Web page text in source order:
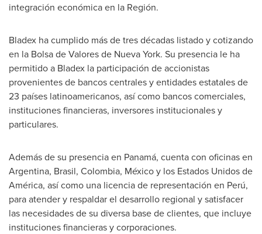
integración económica en la Región.
Bladex ha cumplido más de tres décadas listado y cotizando
en la Bolsa deValores de Nueva York. Su presencia le ha
permitido a Bladex la participación de accionistas
provenientes de bancos centrales y entidades estatales de
23 países latinoamericanos, así como bancos comerciales,
instituciones financieras, inversores institucionales y
particulares.
Además de su presencia en Panamá, cuenta con oficinas en
Argentina, Brasil, Colombia, México y los Estados Unidos de
América, así como una licencia de representación en Perú,
para atender y respaldar el desarrollo regional y satisfacer
las necesidades de su diversa base de clientes, que incluye
instituciones financieras y corporaciones.